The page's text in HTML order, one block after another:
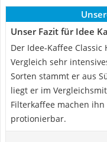
Unser Fazit für Idee
Der Idee-Kaffee
Vergleich sehr
Sorten stammt er aus
liegt er im
Filterkaffee machen
protionierbar.